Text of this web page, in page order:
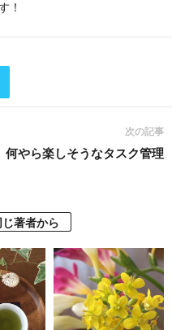
！
次の記事
何やら楽しそうなタスク管理
じ著者から